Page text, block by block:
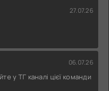
27.07.26
06.07.26
у ТГ каналі цієї команди